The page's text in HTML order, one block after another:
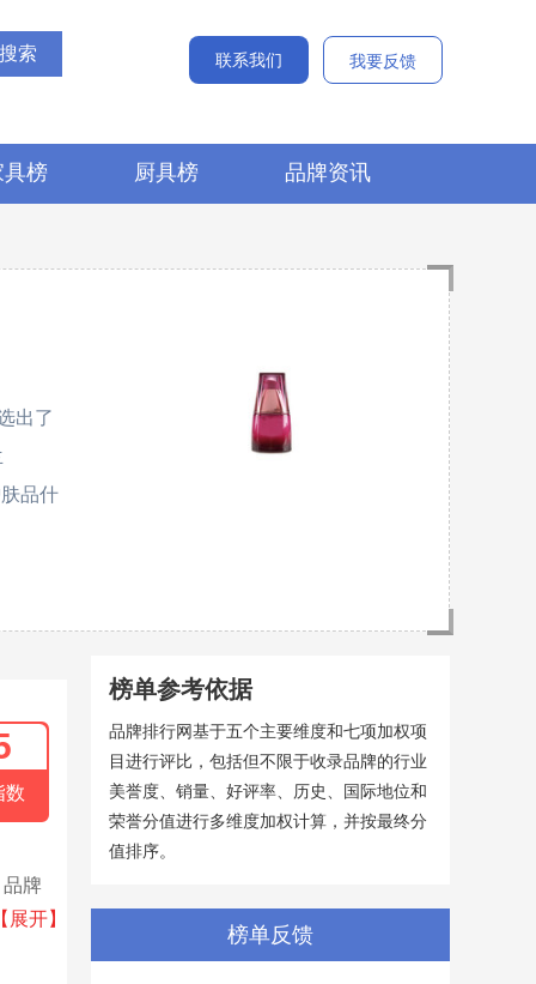
联系我们
我要反馈
具榜 厨具榜 品牌资讯
出了
品什
数
牌
升肌
【展开】
榜单参考依据
品牌排行网基于五个主要维度和七项加权项
目进行评比，包括但不限于收录品牌的行业
美誉度、销量、好评率、历史、国际地位和
荣誉分值进行多维度加权计算，并按最终分
值排序。
榜单反馈